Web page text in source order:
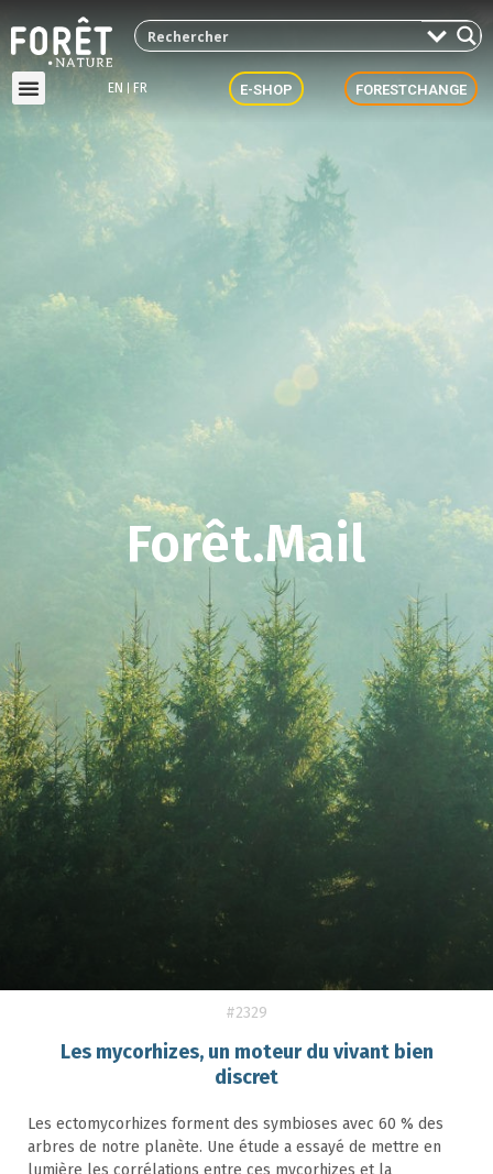
EN FR E-SHOP FORESTCHANGE
Forêt.Mail
#2329
Les mycorhizes, un moteur du vivant bien
discret
Les ectomycorhizes forment des symbioses avec 60 % des
arbres de notre planète. Une étude a essayé de mettre en
lumière les corrélations entre ces mycorhizes et la